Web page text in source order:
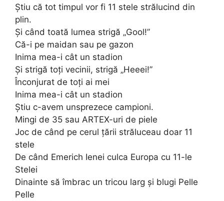
Știu că tot timpul vor fi 11 stele strălucind din
plin.
Și când toată lumea strigă „Gool!”
Că-i pe maidan sau pe gazon
Inima mea-i cât un stadion
Și strigă toți vecinii, strigă „Heeei!”
Înconjurat de toți ai mei
Inima mea-i cât un stadion
Știu c-avem unsprezece campioni.
Mingi de 35 sau ARTEX-uri de piele
Joc de când pe cerul țării străluceau doar 11
stele
De când Emerich Ienei culca Europa cu 11-le
Stelei
Dinainte să îmbrac un tricou larg și blugi Pelle
Pelle